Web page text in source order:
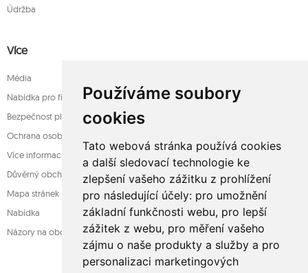
Používáme soubory
cookies
Tato webová stránka používá cookies
a další sledovací technologie ke
zlepšení vašeho zážitku z prohlížení
pro následující účely: pro umožnění
základní funkčnosti webu, pro lepší
zážitek z webu, pro měření vašeho
zájmu o naše produkty a služby a pro
personalizaci marketingových
Údržba
Více
Média
Nabídka pro firmy
Bezpečnost platba
Ochrana osobních údajů
Více informací o houpací sítě
Důvěrný obchod
Mapa stránek
Nabídka
Názory na obchod